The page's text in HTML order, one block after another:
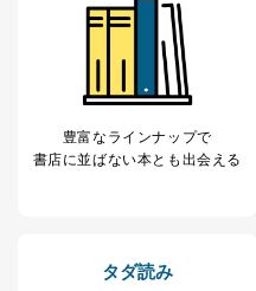
により当該事務の遂行
き。
上記２．の利用目的を
だ企業に、業務の一部
託・提供する場合、そ
委託・提供先企業は具
が、これらに限りません
委託先：カスタマ
店など商品の供給者
豊富なラインナップで
書店に並ばない本とも出会える
タダ読み